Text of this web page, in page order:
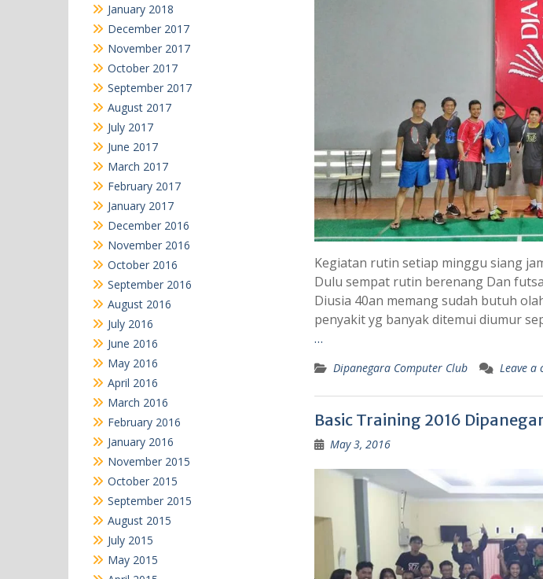
Kegiatan rutin setiap minggu siang
Dulu sempat rutin berenang Dan
Diusia 40an memang sudah butuh
penyakit yg banyak ditemui diumur
…
Dipanegara Computer Club Leave a
Basic Training 2016
May 3, 2016
January 2018
December 2017
November 2017
October 2017
September 2017
August 2017
July 2017
June 2017
March 2017
February 2017
January 2017
December 2016
November 2016
October 2016
September 2016
August 2016
July 2016
June 2016
May 2016
April 2016
March 2016
February 2016
January 2016
November 2015
October 2015
September 2015
August 2015
July 2015
May 2015